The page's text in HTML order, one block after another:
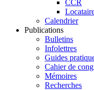
CCR
Calendrier
Publications
Bulletins
Infolettres
Guides
Cahier de
Mémoires
Recherches